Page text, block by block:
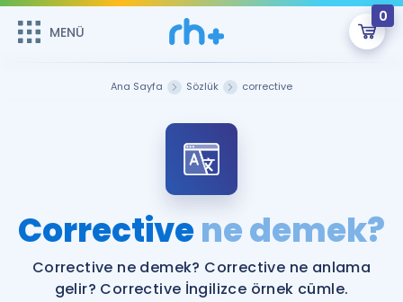
MENÜ
0
ÜYE DEĞİLİM
Sepetin Şu An Boş.
Remzi Hoca ile seni sınava hazırlayacak onlarca eğitim seni
bekliyor!
MENÜ
Faydalı Araçlar
Ana Sayfa Sözlük corrective
Correctivene demek?
Corrective ne demek? Corrective ne anlama
gelir? Corrective İngilizce örnek cümle.